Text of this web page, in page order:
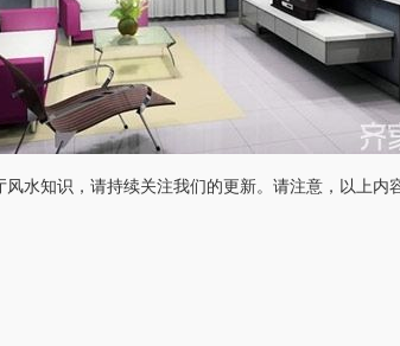
水知识，请持续关注我们的更新。请注意，以上内